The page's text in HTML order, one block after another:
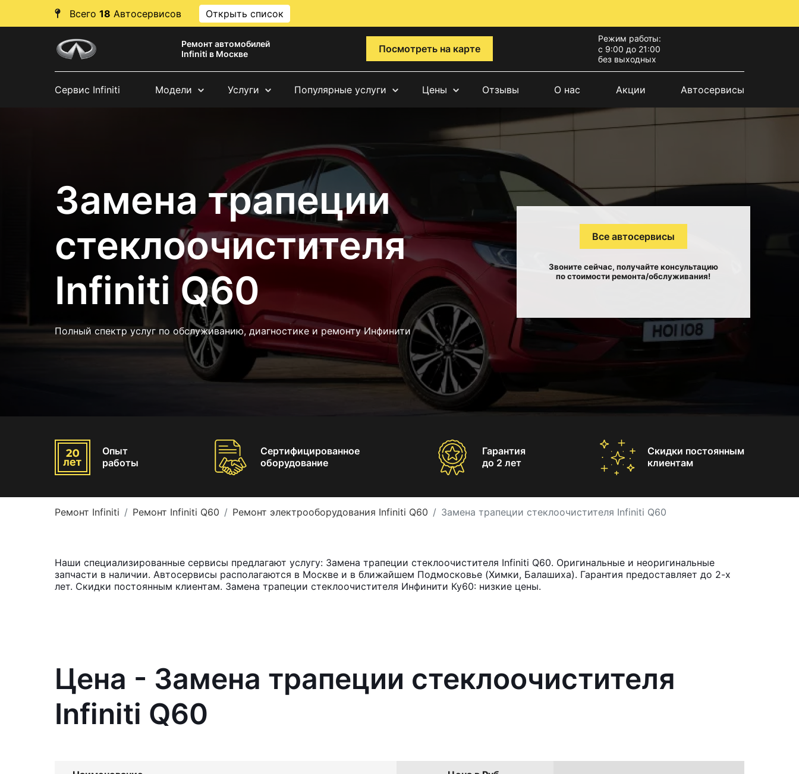
Всего 18 Автосервисов Открыть список
Ремонт автомобилей
Infiniti в Москве
Посмотреть на карте
Режим работы:
с 9:00 до 21:00
без выходных
Сервис Infiniti Модели Услуги Популярные услуги Цены Отзывы О нас Акции Автосервисы
Замена трапеции
стеклоочистителя
Infiniti Q60
Полный спектр услуг по обслуживанию, диагностике и ремонту Инфинити
Все автосервисы
Звоните сейчас, получайте консультацию
по стоимости ремонта/обслуживания!
Опыт
работы
Сертифицированное
оборудование
Гарантия
до 2 лет
Скидки постоянным
клиентам
Ремонт Infiniti Ремонт Infiniti Q60 Ремонт электрооборудования Infiniti Q60 Замена трапеции стеклоочистителя Infiniti Q60
Наши специализированные сервисы предлагают услугу: Замена трапеции стеклоочистителя Infiniti Q60. Оригинальные и неоригинальные
запчасти в наличии. Автосервисы располагаются в Москве и в ближайшем Подмосковье (Химки, Балашиха). Гарантия предоставляет до 2-х
лет. Скидки постоянным клиентам. Замена трапеции стеклоочистителя Инфинити Ку60: низкие цены.
Цена - Замена трапеции стеклоочистителя
Infiniti Q60